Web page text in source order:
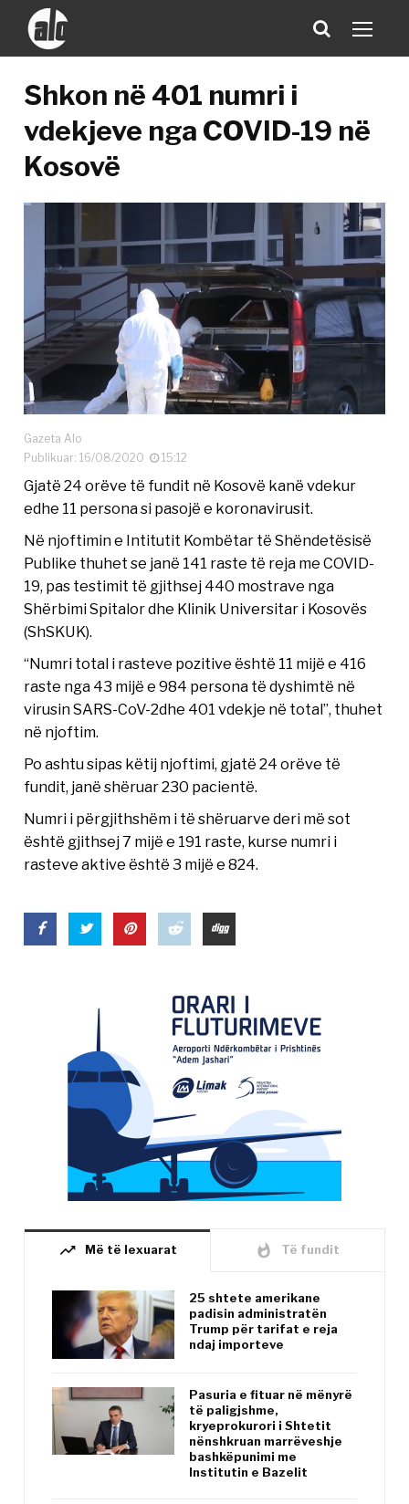
Shkon në 401 numri i
vdekjeve nga COVID-19 në
Kosovë
Gazeta Alo
Publikuar: 16/08/2020
15:12
Gjatë 24 orëve të fundit në Kosovë kanë vdekur
edhe 11 persona si pasojë e koronavirusit.
Në njoftimin e Intitutit Kombëtar të Shëndetësisë
Publike thuhet se janë 141 raste të reja me COVID-
19, pas testimit të gjithsej 440 mostrave nga
Shërbimi Spitalor dhe Klinik Universitar i Kosovës
(ShSKUK).
“Numri total i rasteve pozitive është 11 mijë e 416
raste nga 43 mijë e 984 persona të dyshimtë në
virusin SARS-CoV-2dhe 401 vdekje në total”, thuhet
në njoftim.
Po ashtu sipas këtij njoftimi, gjatë 24 orëve të
fundit, janë shëruar 230 pacientë.
Numri i përgjithshëm i të shëruarve deri më sot
është gjithsej 7 mijë e 191 raste, kurse numri i
rasteve aktive është 3 mijë e 824.
trending_up Më të lexuarat whatshot Të fundit
25 shtete amerikane
padisin administratën
Trump për tarifat e reja
ndaj importeve
Pasuria e fituar në mënyrë
të paligjshme,
kryeprokurori i Shtetit
nënshkruan marrëveshje
bashkëpunimi me
Institutin e Bazelit